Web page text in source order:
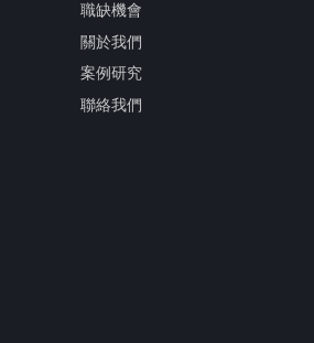
職缺機會
關於我們
案例研究
聯絡我們